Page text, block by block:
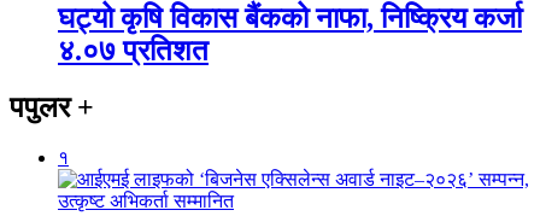
घट्यो कृषि विकास बैंकको नाफा, निष्क्रिय कर्जा
४.०७ प्रतिशत
पपुलर+
१